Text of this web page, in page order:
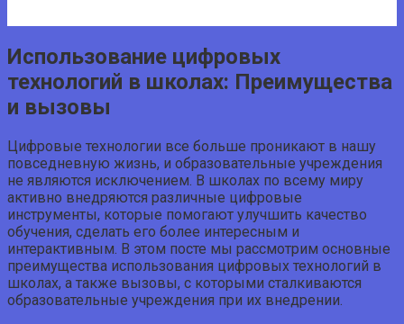
Использование цифровых
технологий в школах: Преимущества
и вызовы
Цифровые технологии все больше проникают в нашу
повседневную жизнь, и образовательные учреждения
не являются исключением. В школах по всему миру
активно внедряются различные цифровые
инструменты, которые помогают улучшить качество
обучения, сделать его более интересным и
интерактивным. В этом посте мы рассмотрим основные
преимущества использования цифровых технологий в
школах, а также вызовы, с которыми сталкиваются
образовательные учреждения при их внедрении.